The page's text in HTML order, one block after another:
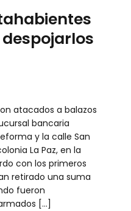
despojarlos
atacados a balazos
bancaria
y la calle San
La Paz, en la
con los primeros
retirado una suma
fueron
[…]